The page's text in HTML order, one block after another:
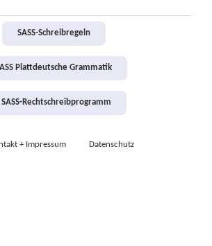
SASS-Schreibregeln
Plattdeutsche Grammatik
SASS-Rechtschreibprogramm
+ Impressum Datenschutz